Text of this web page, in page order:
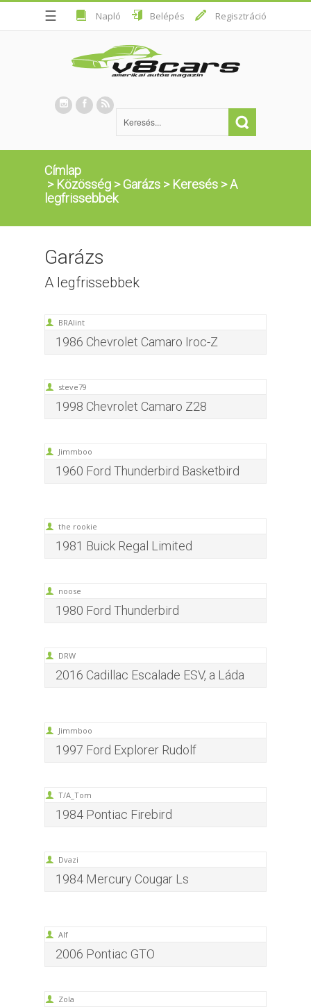
☰ Napló Belépés Regisztráció
Címlap
> Közösség >Garázs > Keresés >A
legfrissebbek
Garázs
A legfrissebbek
BRAlint
1986 Chevrolet Camaro Iroc-Z
steve79
1998 Chevrolet Camaro Z28
Jimmboo
1960 Ford Thunderbird Basketbird
the rookie
1981 Buick Regal Limited
noose
1980 Ford Thunderbird
DRW
2016 Cadillac Escalade ESV, a Láda
Jimmboo
1997 Ford Explorer Rudolf
T/A_Tom
1984 Pontiac Firebird
Dvazi
1984 Mercury Cougar Ls
Alf
2006 Pontiac GTO
Zola